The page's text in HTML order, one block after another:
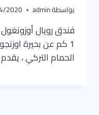
بواسطةadmin
2020
1 كم عن بحيرة
الحمام التركي ،